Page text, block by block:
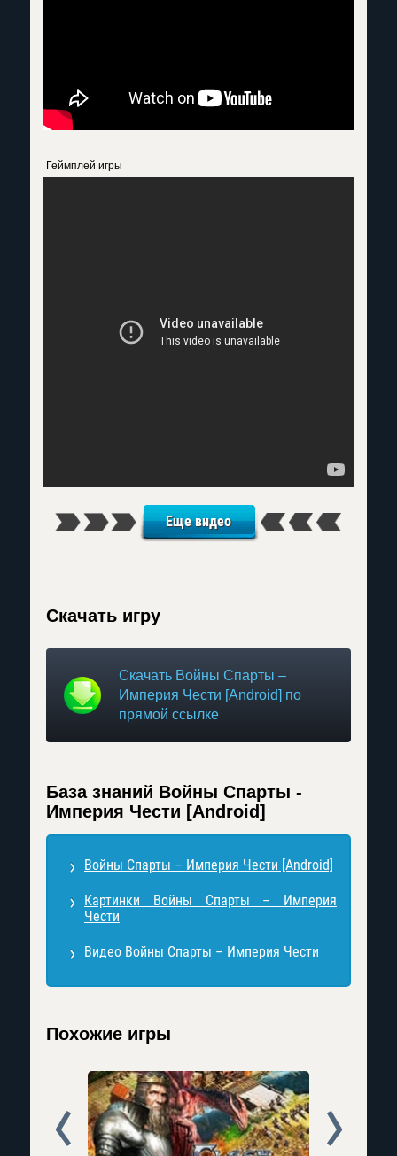
Геймплей игры
Еще видео
Скачать игру
Скачать Войны Спарты –
Империя Чести [Android] по
прямой ссылке
База знаний Войны Спарты -
Империя Чести [Android]
Войны Спарты – Империя Чести [Android]
Картинки Войны Спарты – Империя
Чести
Видео Войны Спарты – Империя Чести
Похожие игры
Prev